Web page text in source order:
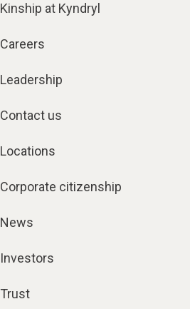
Kinship at Kyndryl
Careers
Leadership
Contact us
Locations
Corporate citizenship
News
Investors
Trust